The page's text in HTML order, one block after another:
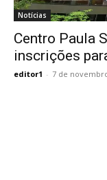
Notícias
Centro Paula
inscrições
editor1 - 7 de